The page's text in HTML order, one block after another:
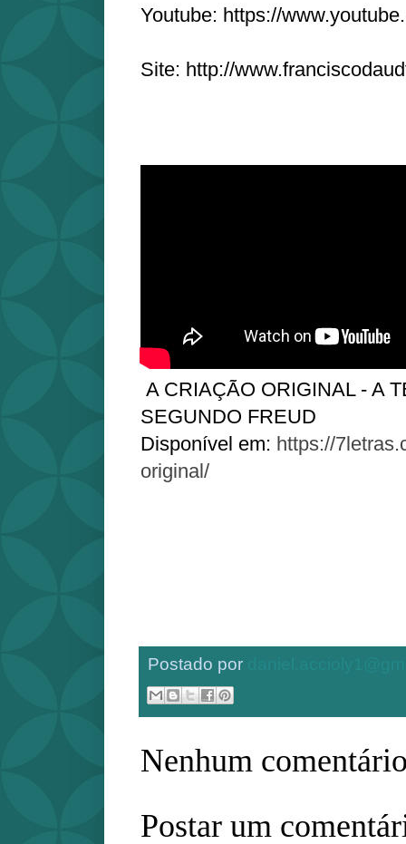
Youtube: https://
Site: http://
A CRIAÇÃO ORIGINAL - A
SEGUNDO FREUD
Disponível em: https://
original/
Postado por
Nenhum
Postar um